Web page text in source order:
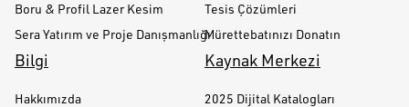
Boru & Profil Lazer Kesim
Sera Yatırım ve Proje Danışmanlığı
Tesis Çözümleri
Mürettebatınızı Donatın
Bilgi
Hakkımızda
Kaynak Merkezi
2025 Dijital Katalogları